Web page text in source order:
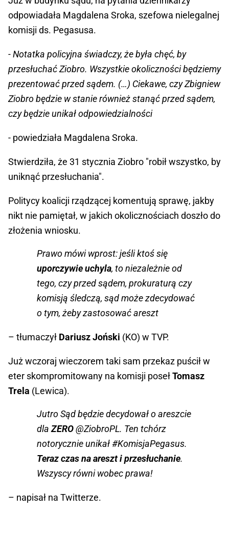
odpowiadała Magdalena Sroka, szefowa nielegalnej
komisji ds. Pegasusa.
- Notatka policyjna świadczy, że była chęć, by
przesłuchać Ziobro. Wszystkie okoliczności będziemy
prezentować przed sądem. (…) Ciekawe, czy Zbigniew
Ziobro będzie w stanie również stanąć przed sądem,
czy będzie unikał odpowiedzialności
- powiedziała Magdalena Sroka.
Stwierdziła, że 31 stycznia Ziobro "robił wszystko, by
uniknąć przesłuchania".
Politycy koalicji rządzącej komentują sprawę, jakby
nikt nie pamiętał, w jakich okolicznościach doszło do
złożenia wniosku.
Prawo mówi wprost: jeśli ktoś się
uporczywie uchyla, to niezależnie od
tego, czy przed sądem, prokuraturą czy
komisją śledczą, sąd może zdecydować
o tym, żeby zastosować areszt
– tłumaczył Dariusz Joński (KO) w TVP.
Już wczoraj wieczorem taki sam przekaz puścił w
eter skompromitowany na komisji posełTomasz
Trela (Lewica).
Jutro Sąd będzie decydował o areszcie
dla ZERO@ZiobroPL. Ten tchórz
notorycznie unikał #KomisjaPegasus.
Teraz czas na areszt i przesłuchanie.
Wszyscy równi wobec prawa!
– napisał na Twitterze.